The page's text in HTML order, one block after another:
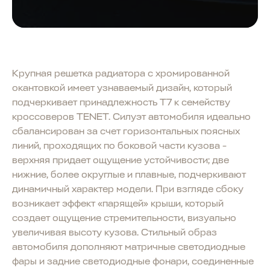
Крупная решетка радиатора с хромированной
окантовкой имеет узнаваемый дизайн, который
подчеркивает принадлежность T7 к семейству
кроссоверов TENET. Силуэт автомобиля идеально
сбалансирован за счет горизонтальных поясных
линий, проходящих по боковой части кузова -
верхняя придает ощущение устойчивости; две
нижние, более округлые и плавные, подчеркивают
динамичный характер модели. При взгляде сбоку
возникает эффект «парящей» крыши, который
создает ощущение стремительности, визуально
увеличивая высоту кузова. Стильный образ
автомобиля дополняют матричные светодиодные
фары и задние светодиодные фонари, соединенные